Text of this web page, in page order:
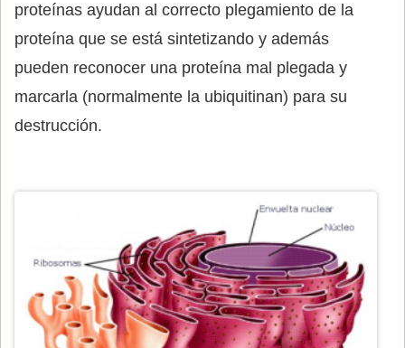
proteínas ayudan al correcto plegamiento de la
proteína que se está sintetizando y además
pueden reconocer una proteína mal plegada y
marcarla (normalmente la ubiquitinan) para su
destrucción.